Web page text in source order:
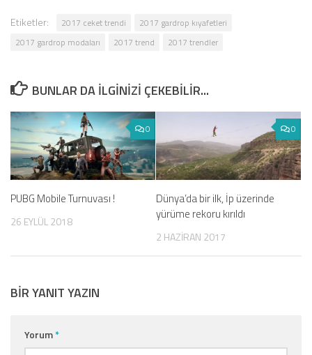
Etiketler: 2017 ceket trendi
2017 gardrop kıyafetleri
2017 gardrop modaları
2017 trend 2017 trendler
BUNLAR DA ILGINIZI ÇEKEBILIR...
0
PUBG Mobile Turnuvası !
26 EYLÜL 2018
0
Dünya’da bir ilk, İp üzerinde
yürüme rekoru kırıldı
2 HAZIRAN 2017
BIR YANIT YAZIN
Yorum*